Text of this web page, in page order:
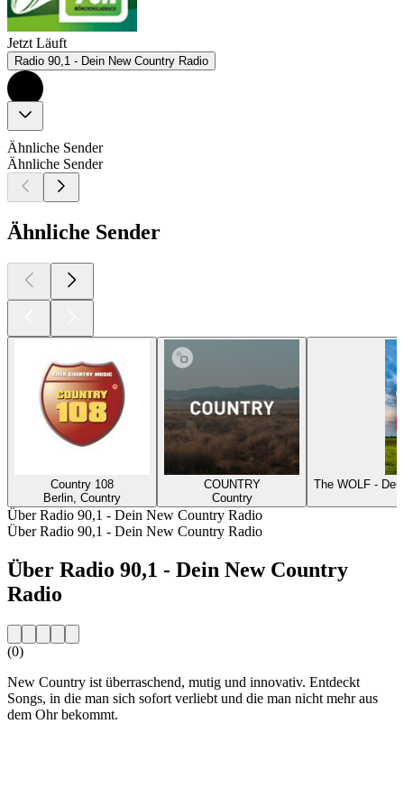
Jetzt Läuft
Radio 90,1 - Dein New Country Radio
Ähnliche Sender
Ähnliche Sender
Ähnliche Sender
Country 108
Berlin, Country
COUNTRY
Country
The WOLF -
Über Radio 90,1 - Dein New Country Radio
Über Radio 90,1 - Dein New Country Radio
Über Radio 90,1 - Dein New Country
Radio
(0)
New Country ist überraschend, mutig und innovativ. Entdeckt
Songs, in die man sich sofort verliebt und die man nicht mehr aus
dem Ohr bekommt.